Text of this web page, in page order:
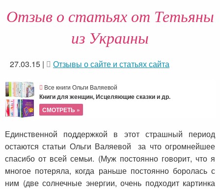
Отзыв о статьях от Тетьяны
из Украины
27.03.15 | Отзывы о сайте и статьях сайта
Все книги Ольги Валяевой
Книги для женщин, Исцеляющие сказки и др.
СМОТРЕТЬ »
Единственной поддержкой в этот страшный период
остаются статьи Ольги Валяевой за что огромнейшее
спасибо от всей семьи. (Муж постоянно говорит, что я
многое потеряла, когда раньше постоянно боролась с
ним (две солнечные энергии, очень подходит картинка